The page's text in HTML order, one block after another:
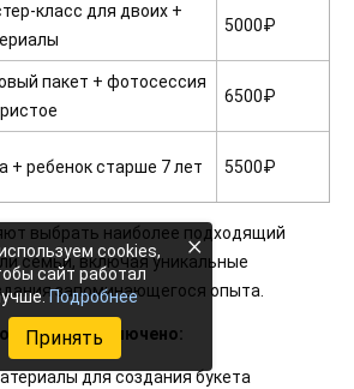
класс для двоих +
5000₽
пакет + фотосессия
6500₽
+ ребенок старше 7 лет 5500₽
выбрать наиболее подходящий
семьи, включая уникальные
запоминающегося опыта.
пакета включено:
для создания букета
cookies,
сайт работал
Подробнее
×
Принять